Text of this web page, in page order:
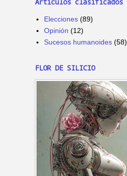
Elecciones (89)
Opinión (12)
Sucesos humanoides (58)
FLOR DE SILICIO